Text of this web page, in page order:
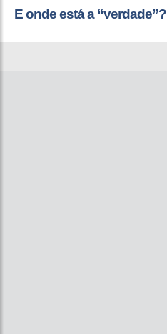
E onde está a “verdade”?